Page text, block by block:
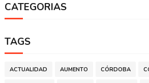
CATEGORIAS
TAGS
ACTUALIDAD AUMENTO CÓRDOBA